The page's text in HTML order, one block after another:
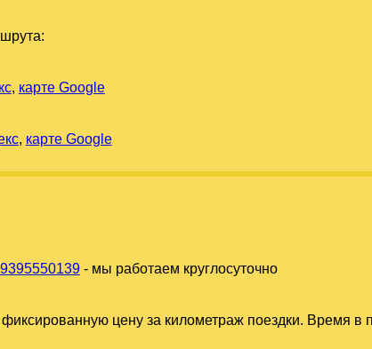
, карте Google
, карте Google
- мы работаем круглосуточно
цену за километраж поездки. Время в